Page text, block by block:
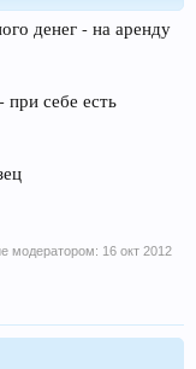
денег - на аренду
себе есть
модератором: 16 окт 2012